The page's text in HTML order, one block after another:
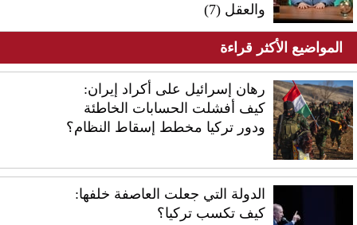
والعقل (7)
المواضيع الأكثر قراءة
رهان إسرائيل على أكراد إيران:
كيف أفشلت الحسابات الخاطئة
ودور تركيا مخطط إسقاط النظام؟
الدولة التي جعلت العاصفة خلفها:
كيف تكسب تركيا؟